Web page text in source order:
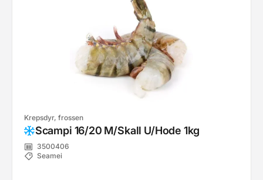
Krepsdyr, frossen
Scampi 16/20 M/Skall U/Hode 1kg
3500406
Seamei